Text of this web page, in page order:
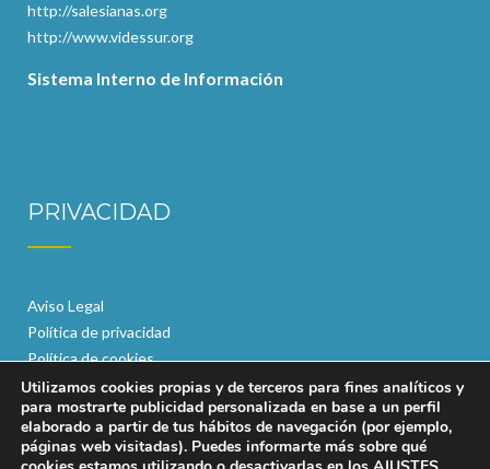
http://salesianas.org
http://www.videssur.org
Sistema Interno de Información
PRIVACIDAD
Aviso Legal
Política de privacidad
Política de cookies
Utilizamos cookies propias y de terceros para fines analíticos y
para mostrarte publicidad personalizada en base a un perfil
elaborado a partir de tus hábitos de navegación (por ejemplo,
páginas web visitadas). Puedes informarte más sobre qué